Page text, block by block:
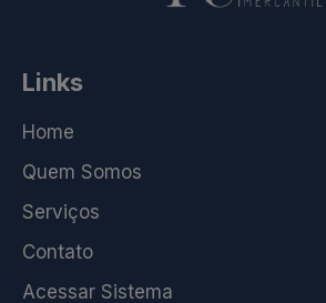
Links
Home
Quem Somos
Serviços
Contato
Acessar Sistema